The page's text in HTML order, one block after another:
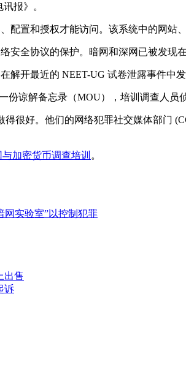
报》。
置和授权才能访问。该系统中的网站
全协议的保护。暗网和深网已被发现
开最近的 NEET-UG 试卷泄露事件中发
谅解备忘录（MOU），培训调查人员
很好。他们的网络犯罪社交媒体部门
加密货币调查培训 。
网实验室”以控制犯罪
出售
诉